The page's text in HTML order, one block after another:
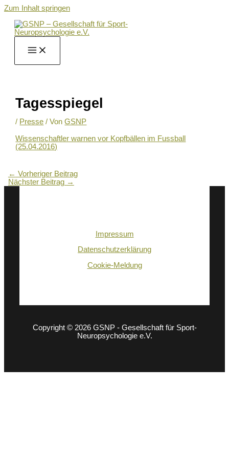
Zum Inhalt springen
Tagesspiegel
/ Presse / VonGSNP
Wissenschaftler warnen vor Kopfbällen im Fussball
(25.04.2016)
← Vorheriger Beitrag
Nächster Beitrag →
Impressum
Datenschutzerklärung
Cookie-Meldung
Copyright © 2026 GSNP - Gesellschaft für Sport-
Neuropsychologie e.V.